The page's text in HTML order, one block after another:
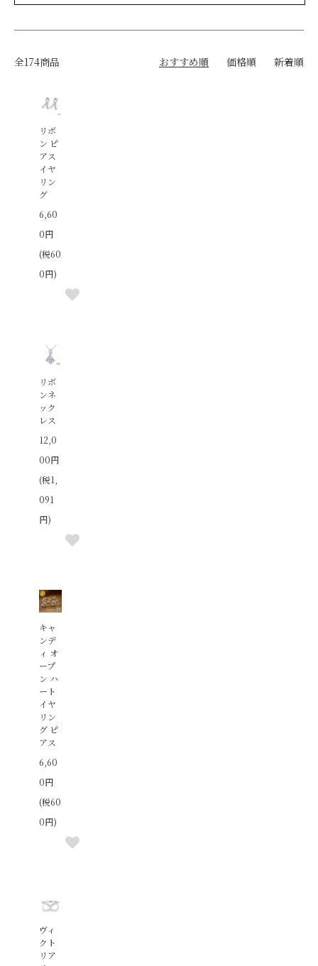
全174商品 おすすめ順 価格順 新着順
リボ
ン ピ
アス
イヤ
リン
グ
6,60
0円
(税60
0円)
リボ
ンネ
ック
レス
12,0
00円
(税1,
091
円)
キャ
ンデ
ィ オ
ープ
ン ハ
ート
イヤ
リン
グ ピ
アス
6,60
0円
(税60
0円)
ヴィ
クト
リア